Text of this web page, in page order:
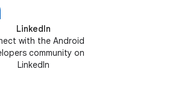
LinkedIn
with the Android
community on
LinkedIn